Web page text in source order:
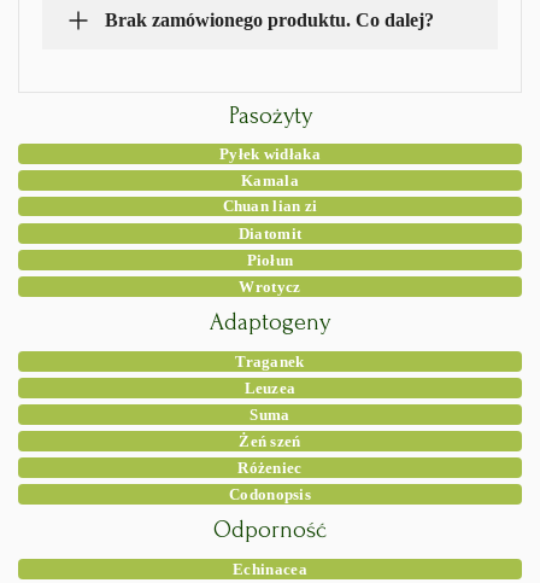
Brak zamówionego produktu. Co dalej?
Pasożyty
Pyłek widłaka
Kamala
Chuan lian zi
Diatomit
Piołun
Wrotycz
Adaptogeny
Traganek
Leuzea
Suma
Żeń szeń
Różeniec
Codonopsis
Odporność
Echinacea